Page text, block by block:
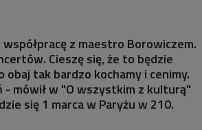
z maestro Borowiczem.
Cieszę się, że to będzie
tak bardzo kochamy i cenimy.
mówił w "O wszystkim z kulturą"
się 1 marca w Paryżu w 210.